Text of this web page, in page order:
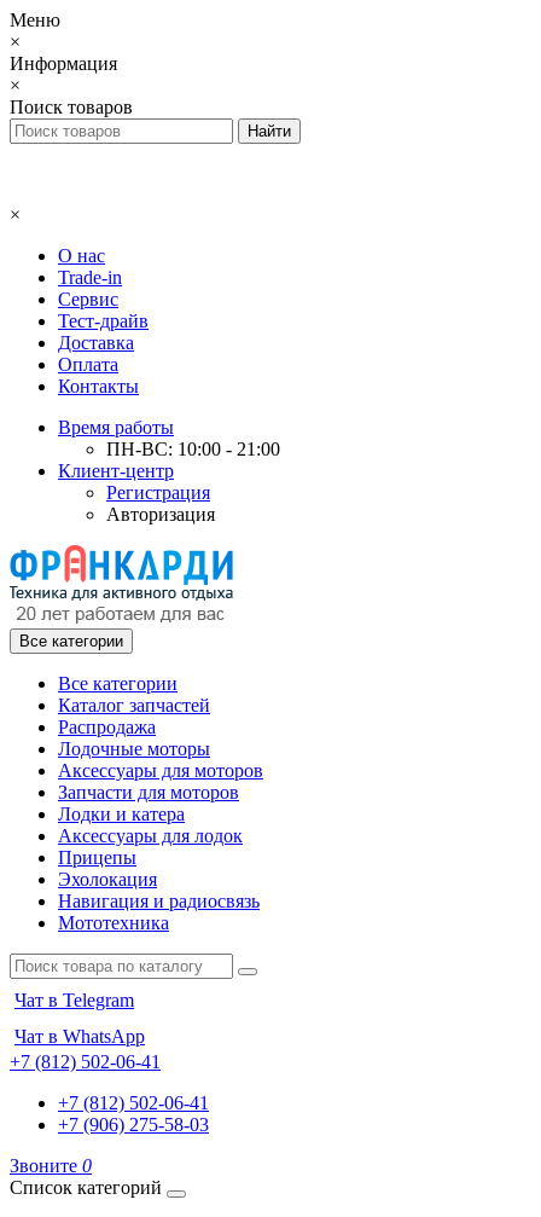
Меню
×
Информация
×
Поиск товаров
×
О нас
Trade-in
Сервис
Тест-драйв
Доставка
Оплата
Контакты
Время работы
ПН-ВС: 10:00 - 21:00
Клиент-центр
Регистрация
Авторизация
Все категории
Все категории
Каталог запчастей
Распродажа
Лодочные моторы
Аксессуары для моторов
Запчасти для моторов
Лодки и катера
Аксессуары для лодок
Прицепы
Эхолокация
Навигация и радиосвязь
Мототехника
Чат в Telegram
Чат в WhatsApp
+7 (812) 502-06-41
+7 (812) 502-06-41
+7 (906) 275-58-03
Звоните 0
Список категорий